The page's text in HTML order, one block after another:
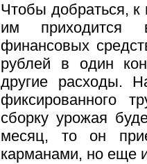
Чтобы добраться,
им приходится
финансовых
рублей в один
другие расходы.
фиксированного
сборку урожая
месяц, то он
карманами, но еще